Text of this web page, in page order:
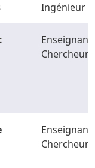
Ingénieur
Enseignant-
Chercheur
Enseignant-
Chercheur